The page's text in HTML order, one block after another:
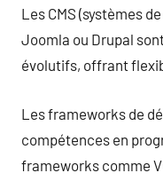
Les CMS (systèmes
Joomla ou Drupal
évolutifs, offrant
Les frameworks de
compétences en
frameworks comme